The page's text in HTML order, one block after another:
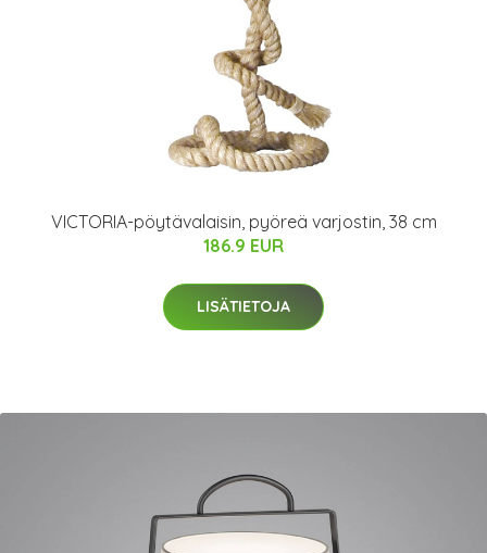
VICTORIA-pöytävalaisin, pyöreä varjostin, 38 cm
186.9 EUR
LISÄTIETOJA